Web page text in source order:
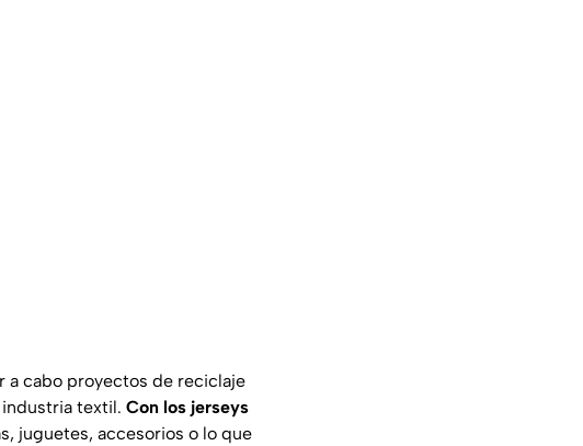
a cabo proyectos de reciclaje
textil. Con los jerseys
juguetes, accesorios o lo que